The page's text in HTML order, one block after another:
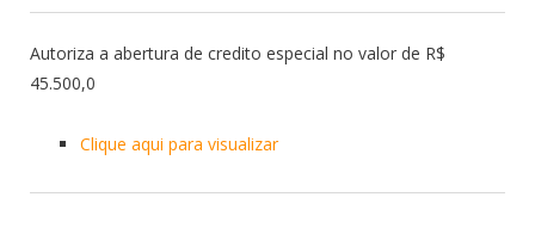
Autoriza a abertura de credito especial no valor de R$
45.500,0
Clique aqui para visualizar